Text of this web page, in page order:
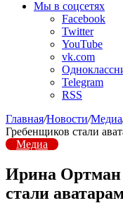
Мы в соцсетях
Facebook
Twitter
YouTube
vk.com
Telegram
RSS
Главная/Новости/Медиа
Гребенщиков стали
Медиа
Ирина
стали